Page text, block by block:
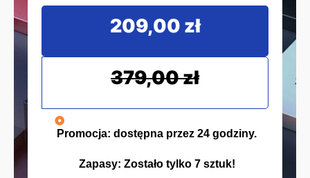
209,00 zł
379,00 zł
Promocja: dostępna przez 24 godziny.
Zapasy: Zostało tylko 7 sztuk!